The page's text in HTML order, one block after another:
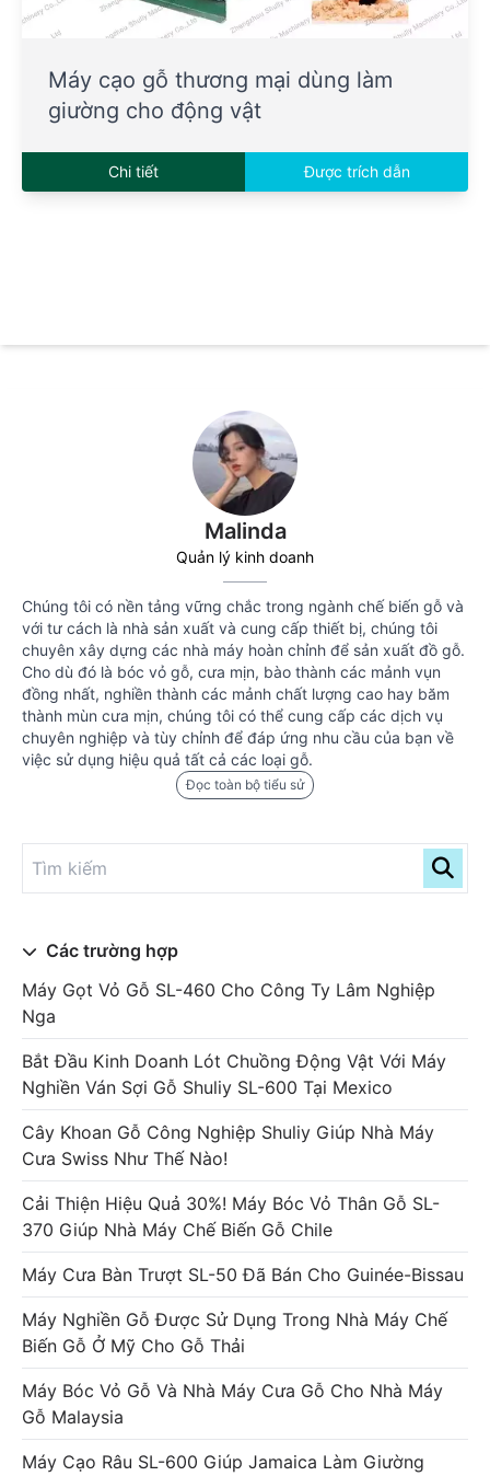
Malinda
Quản lý kinh doanh
Chúng tôi có nền tảng vững chắc trong ngành chế biến gỗ và
với tư cách là nhà sản xuất và cung cấp thiết bị, chúng tôi
chuyên xây dựng các nhà máy hoàn chỉnh để sản xuất đồ gỗ.
Cho dù đó là bóc vỏ gỗ, cưa mịn, bào thành các mảnh vụn
đồng nhất, nghiền thành các mảnh chất lượng cao hay băm
thành mùn cưa mịn, chúng tôi có thể cung cấp các dịch vụ
chuyên nghiệp và tùy chỉnh để đáp ứng nhu cầu của bạn về
việc sử dụng hiệu quả tất cả các loại gỗ.
Đọc toàn bộ tiểu sử
Các trường hợp
Máy Gọt Vỏ Gỗ SL-460 Cho Công Ty Lâm Nghiệp
Nga
Bắt Đầu Kinh Doanh Lót Chuồng Động Vật Với Máy
Nghiền Ván Sợi Gỗ Shuliy SL-600 Tại Mexico
Cây Khoan Gỗ Công Nghiệp Shuliy Giúp Nhà Máy
Cưa Swiss Như Thế Nào!
Cải Thiện Hiệu Quả 30%! Máy Bóc Vỏ Thân Gỗ SL-
370 Giúp Nhà Máy Chế Biến Gỗ Chile
Máy Cưa Bàn Trượt SL-50 Đã Bán Cho Guinée-Bissau
Máy Nghiền Gỗ Được Sử Dụng Trong Nhà Máy Chế
Biến Gỗ Ở Mỹ Cho Gỗ Thải
Máy Bóc Vỏ Gỗ Và Nhà Máy Cưa Gỗ Cho Nhà Máy
Gỗ Malaysia
Máy Cạo Râu SL-600 Giúp Jamaica Làm Giường
Máy cạo gỗ thương mại dùng làm
giường cho động vật
Chi tiết Được trích dẫn